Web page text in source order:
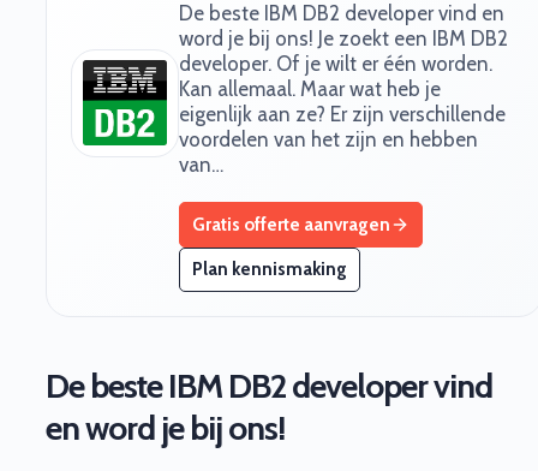
De beste IBM DB2 developer vind en
word je bij ons! Je zoekt een IBM DB2
developer. Of je wilt er één worden.
Kan allemaal. Maar wat heb je
eigenlijk aan ze? Er zijn verschillende
voordelen van het zijn en hebben
van…
Gratis offerte aanvragen
Plan kennismaking
De beste IBM DB2 developer vind
en word je bij ons!